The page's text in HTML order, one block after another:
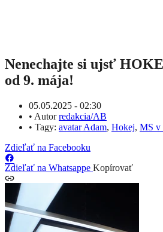
Nenechajte si ujsť
od 9. mája!
05.05.2025 - 02:30
• Autorredakcia/AB
• Tagy: avatar Adam, Hokej, MS v
Zdieľať na Facebooku
Zdieľať na Whatsappe Kopírovať